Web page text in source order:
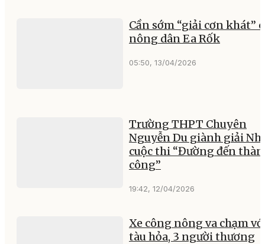
Cần sớm “giải cơn khát”
nông dân Ea Rốk
05:50, 13/04/2026
Trường THPT Chuyên
Nguyễn Du giành giải
cuộc thi “Đường đến
công”
19:42, 12/04/2026
Xe công nông va chạm
tàu hỏa, 3 người thương